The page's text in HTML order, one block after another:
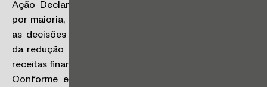
Ação Declaratória de Constitucionalidade (ADC) 84,
por maioria, deferiu a cautelar para manter suspensas
as decisões judiciais que reconheciam a legitimidade
da redução das alíquotas de PIS e COFINS sobre as
receitas financeiras para 0,33% e 2%, respectivamente.
Conforme essa decisão, que ainda é provisória, as